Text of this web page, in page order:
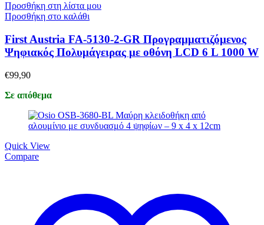
Προσθήκη στη λίστα μου
Προσθήκη στο καλάθι
First Austria FA-5130-2-GR Προγραμματιζόμενος
Ψηφιακός Πολυμάγειρας με οθόνη LCD 6 L 1000 W
€99,90
Σε απόθεμα
Quick View
Compare